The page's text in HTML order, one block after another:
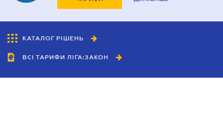
КАТАЛОГ РІШЕНЬ
ВСІ ТАРИФИ ЛІГА:ЗАКОН